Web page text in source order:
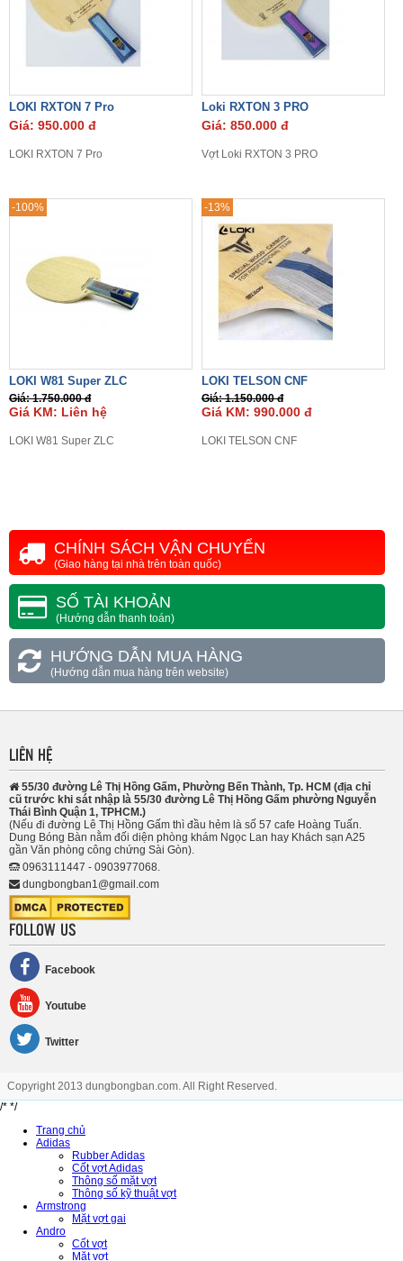
LOKI RXTON 7 Pro
Giá: 950.000 đ
LOKI RXTON 7 Pro
Loki RXTON 3 PRO
Giá: 850.000 đ
Vợt Loki RXTON 3 PRO
-100%
LOKI W81 Super ZLC
Giá: 1.750.000 đ
Giá KM: Liên hệ
LOKI W81 Super ZLC
-13%
LOKI TELSON CNF
Giá: 1.150.000 đ
Giá KM: 990.000 đ
LOKI TELSON CNF
CHÍNH SÁCH VẬN CHUYỂN
(Giao hàng tại nhà trên toàn quốc)
SỐ TÀI KHOẢN
(Hướng dẫn thanh toán)
HƯỚNG DẪN MUA HÀNG
(Hướng dẫn mua hàng trên website)
LIÊN HỆ
55/30 đường Lê Thị Hồng Gấm, Phường Bến Thành, Tp. HCM (địa chỉ
cũ trước khi sát nhập là 55/30 đường Lê Thị Hồng Gấm phường Nguyễn
Thái Bình Quận 1, TPHCM.)
(Nếu đi đường Lê Thị Hồng Gấm thì đầu hẻm là số 57 cafe Hoàng Tuấn.
Dung Bóng Bàn nằm đối diện phòng khám Ngọc Lan hay Khách sạn A25
gần Văn phòng công chứng Sài Gòn).
0963111447 - 0903977068.
dungbongban1@gmail.com
FOLLOW US
Facebook
Youtube
Twitter
Copyright 2013 dungbongban.com. All Right Reserved.
/* */
Trang chủ
Adidas
Rubber Adidas
Cốt vợt Adidas
Thông số mặt vợt
Thông số kỹ thuật vợt
Armstrong
Mặt vợt gai
Andro
Cốt vợt
Mặt vợt